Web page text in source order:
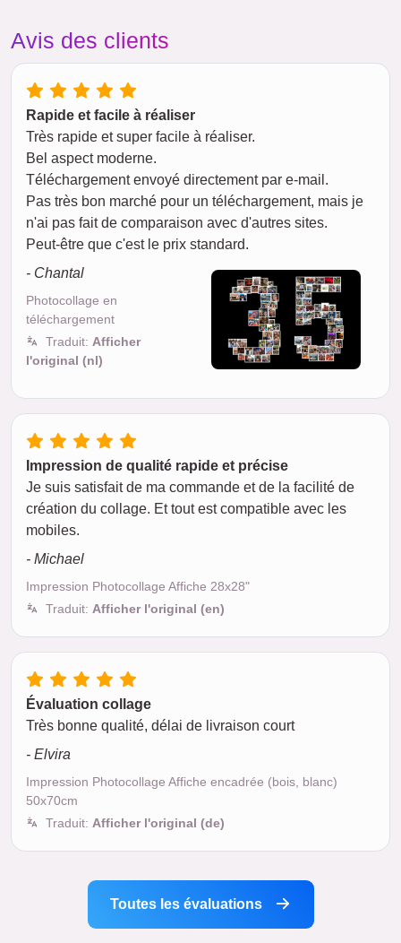
Avis des clients
Rapide et facile à réaliser
Très rapide et super facile à réaliser.
Bel aspect moderne.
Téléchargement envoyé directement par e-mail.
Pas très bon marché pour un téléchargement, mais je
n'ai pas fait de comparaison avec d'autres sites.
Peut-être que c'est le prix standard.
- Chantal
Photocollage en
téléchargement
Traduit: Afficher
l'original (nl)
Impression de qualité rapide et précise
Je suis satisfait de ma commande et de la facilité de
création du collage. Et tout est compatible avec les
mobiles.
- Michael
Impression Photocollage Affiche 28x28"
Traduit: Afficher l'original (en)
Évaluation collage
Très bonne qualité, délai de livraison court
- Elvira
Impression Photocollage Affiche encadrée (bois, blanc)
50x70cm
Traduit: Afficher l'original (de)
Toutes les évaluations